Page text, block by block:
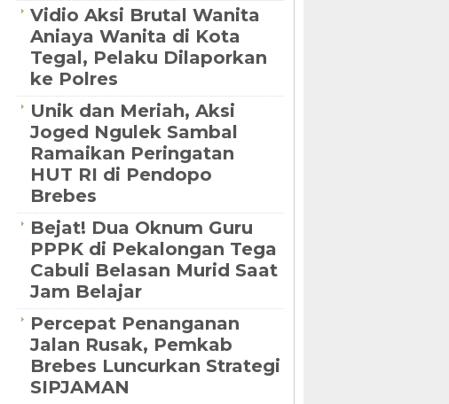
Vidio Aksi Brutal Wanita
Aniaya Wanita di Kota
Tegal, Pelaku Dilaporkan
ke Polres
Unik dan Meriah, Aksi
Joged Ngulek Sambal
Ramaikan Peringatan
HUT RI di Pendopo
Brebes
Bejat! Dua Oknum Guru
PPPK di Pekalongan Tega
Cabuli Belasan Murid Saat
Jam Belajar
Percepat Penanganan
Jalan Rusak, Pemkab
Brebes Luncurkan Strategi
SIPJAMAN